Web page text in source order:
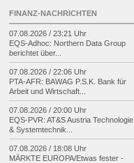
FINANZ-NACHRICHTEN
07.08.2026 / 23:21 Uhr
EQS-Adhoc: Northern Data Group
berichtet über...
07.08.2026 / 22:06 Uhr
PTA-AFR: BAWAG P.S.K. Bank für
Arbeit und Wirtschaft...
07.08.2026 / 20:00 Uhr
EQS-PVR: AT&S Austria Technologie
& Systemtechnik...
07.08.2026 / 18:08 Uhr
MÄRKTE EUROPA/Etwas fester -